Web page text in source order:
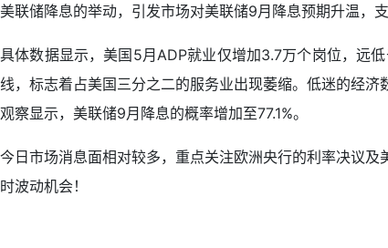
美联储降息的举动，引发市场对美联储9月降息预期升温，支
具体数据显示，美国5月ADP就业仅增加3.7万个岗位，远
线，标志着占美国三分之二的服务业出现萎缩。低迷的经
观察显示，美联储9月降息的概率增加至77.1%。
今日市场消息面相对较多，重点关注欧洲央行的利率决议
时波动机会！